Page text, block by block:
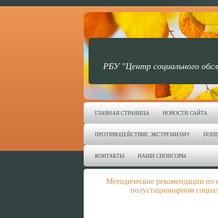
РБУ "Центр социального
ГЛАВНАЯ СТРАНИЦА НОВОСТИ САЙТА
ПРОТИВОДЕЙСТВИЕ ЭКСТРЕМИЗМУ
КОНТАКТЫ НАШИ СПОНСОРЫ
Методические рекомендации
полустационарном